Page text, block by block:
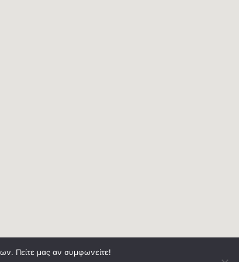
Πείτε μας αν συμφωνείτε!